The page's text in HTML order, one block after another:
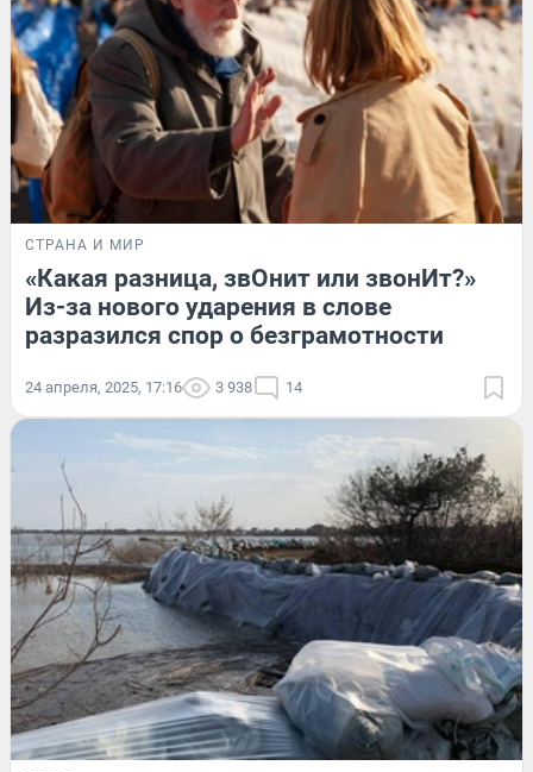
СТРАНА И МИР
«Какая разница, звОнит или звонИт?»
Из-за нового ударения в слове
разразился спор о безграмотности
24 апреля, 2025, 17:16 3 938 14